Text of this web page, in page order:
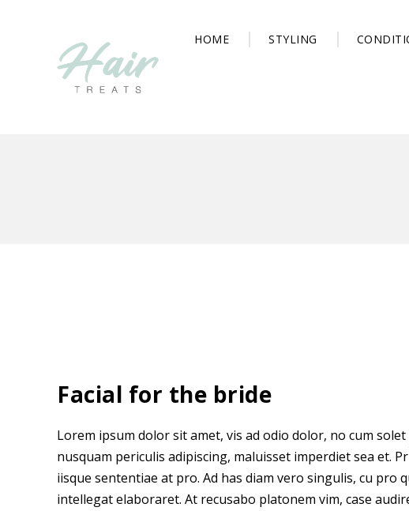
HOME STYLING
Facial for the bride
Lorem ipsum dolor sit amet, vis ad odio dolor, no cum
nusquam periculis adipiscing, maluisset imperdiet sea et.
iisque sententiae at pro. Ad has diam vero singulis, cu pro
intellegat elaboraret. At recusabo platonem vim, case